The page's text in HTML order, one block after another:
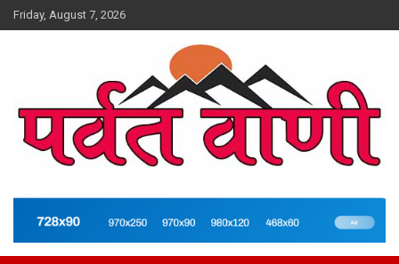
Skip
to
Friday, August 7, 2026
Parvatvani.com